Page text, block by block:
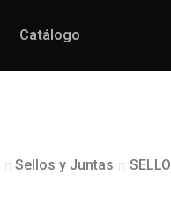
Catálogo
Sellos y Juntas
SELLO